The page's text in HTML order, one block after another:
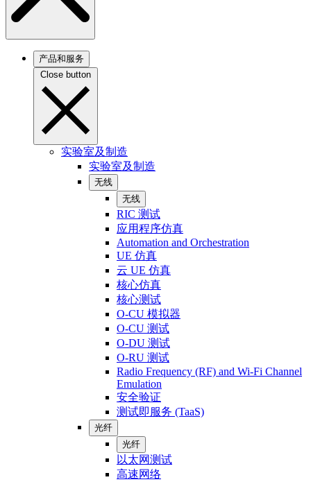
产品和服务
Close button
实验室及制造
实验室及制造
无线
无线
RIC 测试
应用程序仿真
Automation and Orchestration
UE 仿真
云 UE 仿真
核心仿真
核心测试
O-CU 模拟器
O-CU 测试
O-DU 测试
O-RU 测试
Radio Frequency (RF) and Wi-Fi Channel
Emulation
安全验证
测试即服务 (TaaS)
光纤
光纤
以太网测试
高速网络